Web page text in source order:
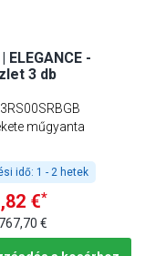
ELEGANCE -
3 db
műgyanta
idő: 1 - 2 hetek
€*
€